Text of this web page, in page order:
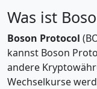
Was ist
Boson Protocol
kannst Boson
andere
Wechselkurse